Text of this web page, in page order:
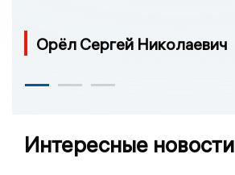
Орёл Сергей Николаевич
Интересные новости